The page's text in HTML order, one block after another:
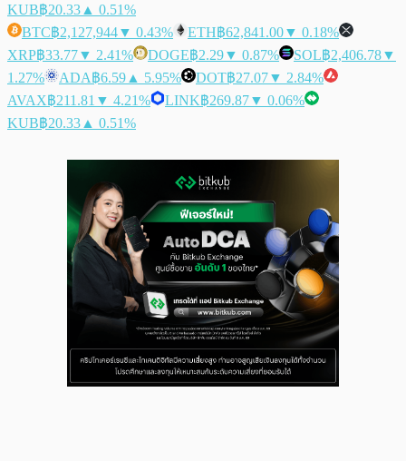
KUB฿20.33 ▲ 0.51%
BTC฿2,127,944▼ 0.43% ETH฿62,841.00▼ 0.18%
XRP฿33.77▼ 2.41% DOGE฿2.29▼ 0.87% SOL฿2,406.78▼
1.27%
ADA฿6.59 ▲ 5.95% DOT฿27.07▼ 2.84%
AVAX฿211.81 ▼ 4.21% LINK฿269.87▼ 0.06%
KUB฿20.33 ▲ 0.51%